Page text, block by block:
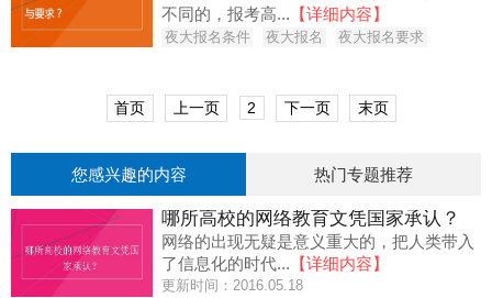
不同的，报考高... 【详细内容】
夜大报名条件 夜大报名 夜大报名要求
首页 上一页 2 下一页 末页
您感兴趣的内容 热门专题推荐
哪所高校的网络教育文凭国家承认？
网络的出现无疑是意义重大的，把人类带入
了信息化的时代... 【详细内容】
更新时间：2016.05.18